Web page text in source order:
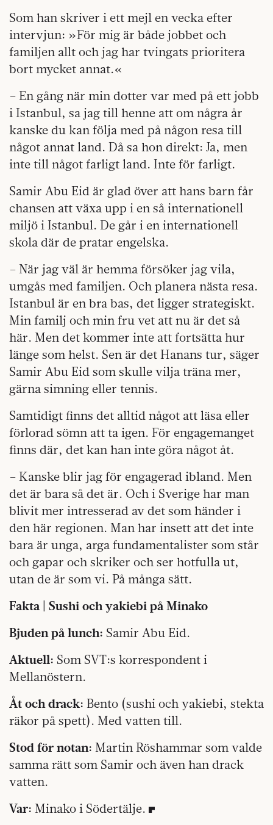
Som han skriver i ett mejl en vecka efter
intervjun: »För mig är både jobbet och
familjen allt och jag har tvingats prioritera
bort mycket annat.«
– En gång när min dotter var med på ett jobb
i Istanbul, sa jag till henne att om några år
kanske du kan följa med på någon resa till
något annat land. Då sa hon direkt: Ja, men
inte till något farligt land. Inte för farligt.
Samir Abu Eid är glad över att hans barn får
chansen att växa upp i en så internationell
miljö i Istanbul. De går i en internationell
skola där de pratar engelska.
– När jag väl är hemma försöker jag vila,
umgås med familjen. Och planera nästa resa.
Istanbul är en bra bas, det ligger strategiskt.
Min familj och min fru vet att nu är det så
här. Men det kommer inte att fortsätta hur
länge som helst. Sen är det Hanans tur, säger
Samir Abu Eid som skulle vilja träna mer,
gärna simning eller tennis.
Samtidigt finns det alltid något att läsa eller
förlorad sömn att ta igen. För engagemanget
finns där, det kan han inte göra något åt.
– Kanske blir jag för engagerad ibland. Men
det är bara så det är. Och i Sverige har man
blivit mer intresserad av det som händer i
den här regionen. Man har insett att det inte
bara är unga, arga fundamentalister som står
och gapar och skriker och ser hotfulla ut,
utan de är som vi. På många sätt.
Fakta | Sushi och yakiebi på Minako
Bjuden på lunch: Samir Abu Eid.
Aktuell: Som SVT:s korrespondent i
Mellanöstern.
Åt och drack: Bento (sushi och yakiebi, stekta
räkor på spett). Med vatten till.
Stod för notan: Martin Röshammar som valde
samma rätt som Samir och även han drack
vatten.
Var: Minako i Södertälje.